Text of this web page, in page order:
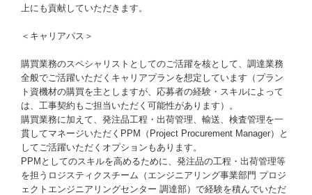
上にも貢献していただきます。
＜キャリアパス＞
購買業務のスペシャリストとしてのご活躍を核として、調達業務
全般でご活躍いただくキャリアプランを想定しています（プラン
ト資機材の購買を主としますが、応募者の経験・スキルによって
は、工事契約もご担当いただく可能性があります）。
購買業務に加えて、発注品工程・出荷管理、輸送、検査管理を一
貫してマネージいただくPPM（Project Procurement Manager）と
してご活躍いただくオプションもあります。
PPMとしてのスキルを高めるために、発注品の工程・出荷管理等
を担うロジスティクスチーム（エンジニアリング事業部門 プロジ
ェクトエンジニアリングセンター 調達部）で経験を積んでいただ